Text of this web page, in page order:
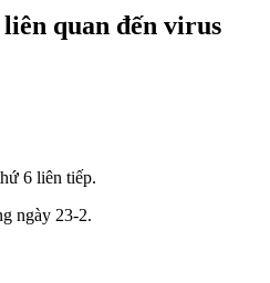
quan đến virus
6 liên tiếp.
ngày 23-2.